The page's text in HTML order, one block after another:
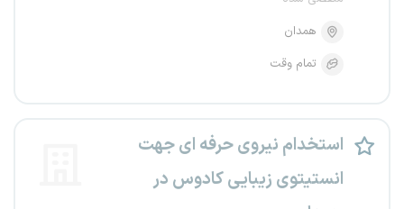
همدان
تمام وقت
استخدام نیروی حرفه ای جهت
انستیتوی زیبایی کادوس در